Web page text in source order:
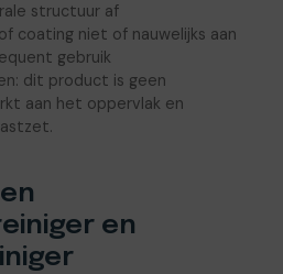
structuur af
coating niet of nauwelijks aan
gebruik
dit product is geen
aan het oppervlak en
en